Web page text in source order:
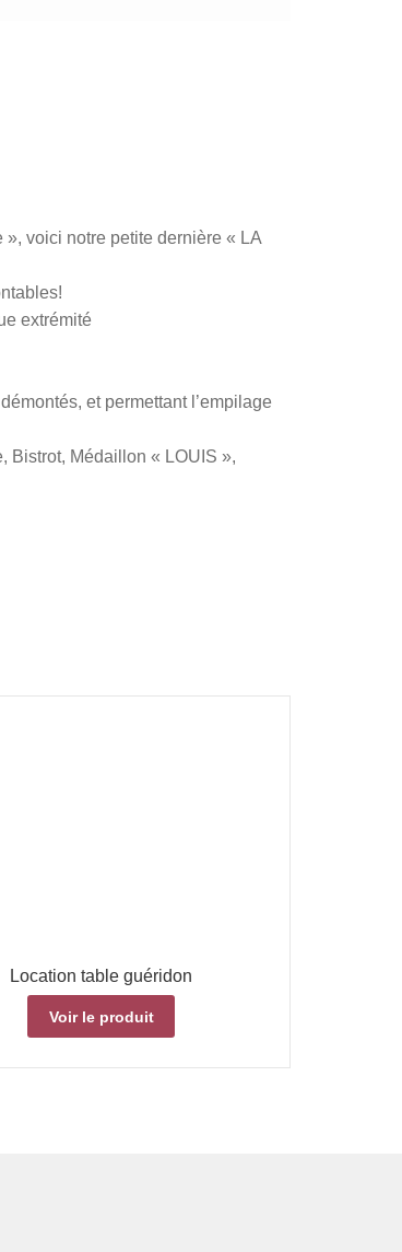
voici notre petite dernière « LA
extrémité
et permettant l’empilage
Bistrot, Médaillon « LOUIS »,
Location table guéridon
Voir le produit